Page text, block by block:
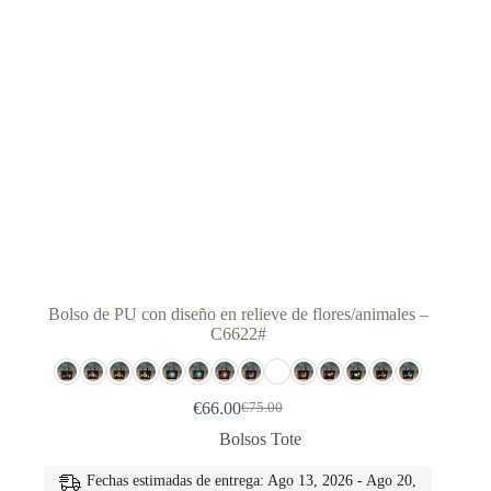
Bolso de PU con diseño en relieve de flores/animales –
C6622#
€75.00
El
precio
era:
€66.00El
precio
es:
Bolsos Tote
Fechas estimadas de entrega: Ago 13, 2026 - Ago 20,